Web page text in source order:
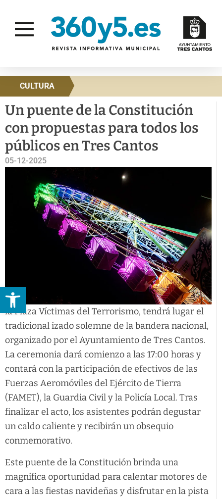
Abrir barra de herramientas
CULTURA
Un puente de la Constitución
con propuestas para todos los
públicos en Tres Cantos
05-12-2025
la Plaza Víctimas del Terrorismo, tendrá lugar el
tradicional izado solemne de la bandera nacional,
organizado por el Ayuntamiento de Tres Cantos.
La ceremonia dará comienzo a las 17:00 horas y
contará con la participación de efectivos de las
Fuerzas Aeromóviles del Ejército de Tierra
(FAMET), la Guardia Civil y la Policía Local. Tras
finalizar el acto, los asistentes podrán degustar
un caldo caliente y recibirán un obsequio
conmemorativo.
Este puente de la Constitución brinda una
magnífica oportunidad para calentar motores de
cara a las fiestas navideñas y disfrutar en la pista